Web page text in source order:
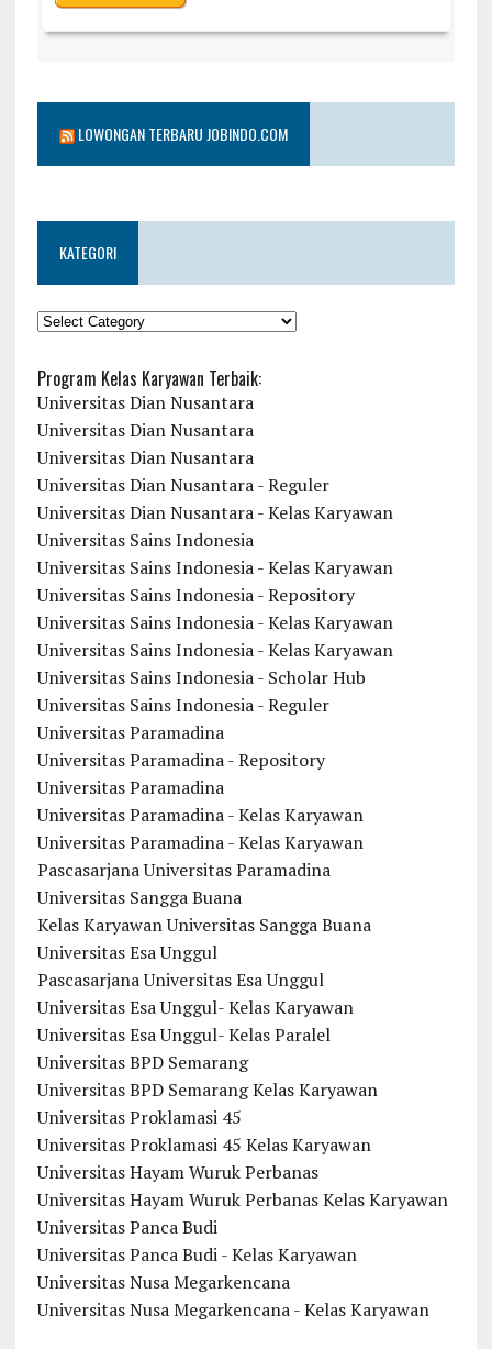
LOWONGAN TERBARU JOBINDO.COM
KATEGORI
KATEGORI
Program Kelas Karyawan Terbaik:
Universitas Dian Nusantara
Universitas Dian Nusantara
Universitas Dian Nusantara
Universitas Dian Nusantara - Reguler
Universitas Dian Nusantara - Kelas Karyawan
Universitas Sains Indonesia
Universitas Sains Indonesia - Kelas Karyawan
Universitas Sains Indonesia - Repository
Universitas Sains Indonesia - Kelas Karyawan
Universitas Sains Indonesia - Kelas Karyawan
Universitas Sains Indonesia - Scholar Hub
Universitas Sains Indonesia - Reguler
Universitas Paramadina
Universitas Paramadina - Repository
Universitas Paramadina
Universitas Paramadina - Kelas Karyawan
Universitas Paramadina - Kelas Karyawan
Pascasarjana Universitas Paramadina
Universitas Sangga Buana
Kelas Karyawan Universitas Sangga Buana
Universitas Esa Unggul
Pascasarjana Universitas Esa Unggul
Universitas Esa Unggul- Kelas Karyawan
Universitas Esa Unggul- Kelas Paralel
Universitas BPD Semarang
Universitas BPD Semarang Kelas Karyawan
Universitas Proklamasi 45
Universitas Proklamasi 45 Kelas Karyawan
Universitas Hayam Wuruk Perbanas
Universitas Hayam Wuruk Perbanas Kelas Karyawan
Universitas Panca Budi
Universitas Panca Budi - Kelas Karyawan
Universitas Nusa Megarkencana
Universitas Nusa Megarkencana - Kelas Karyawan